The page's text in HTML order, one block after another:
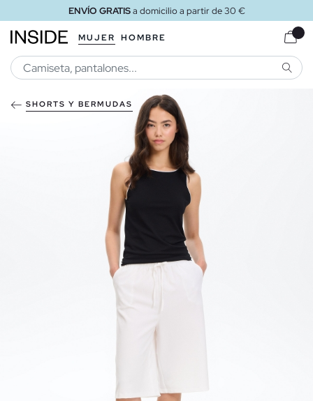
ENVÍO GRATISa domicilio a partir de 30 €
MUJER HOMBRE
SHORTS Y BERMUDAS